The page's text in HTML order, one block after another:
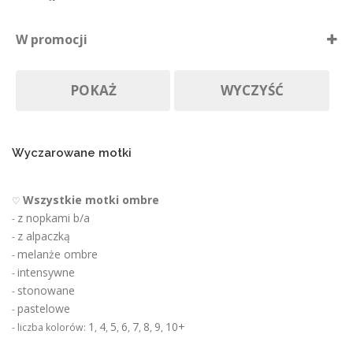
d
u
Nie ma póki co
W promocji
POKAŻ WYCZYŚĆ
Wyczarowane motki
♡ Wszystkie motki ombre
- z nopkami b/a
- z alpaczką
-melanże ombre
-intensywne
- stonowane
-pastelowe
- liczba kolorów: 1 , 4, 5, 6, 7, 8, 9, 10+